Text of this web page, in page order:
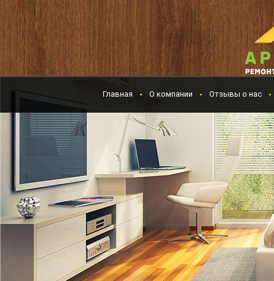
Главная О компании Отзывы о нас